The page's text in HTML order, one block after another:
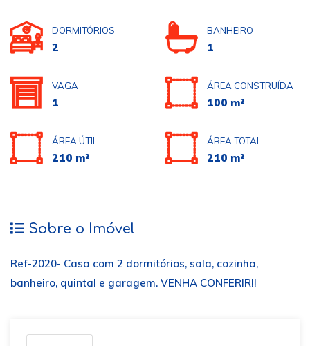
DORMITÓRIOS
2
BANHEIRO
1
VAGA
1
ÁREA CONSTRUÍDA
100 m²
ÁREA ÚTIL
210 m²
ÁREA TOTAL
210 m²
Sobre o Imóvel
Ref-2020- Casa com 2 dormitórios, sala, cozinha,
banheiro, quintal e garagem. VENHA CONFERIR!!